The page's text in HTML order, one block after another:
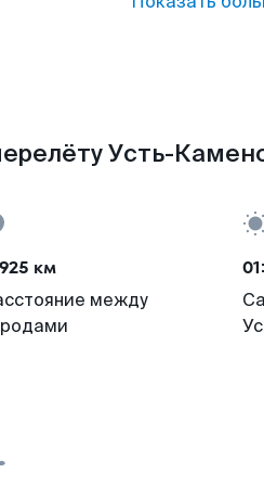
Усть-
км
между